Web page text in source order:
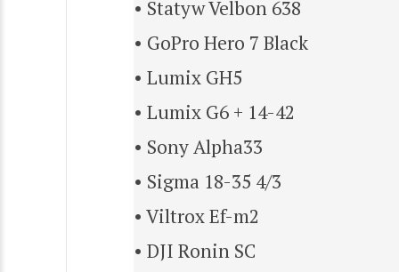
• Statyw Velbon 638
• GoPro Hero 7 Black
• Lumix GH5
• Lumix G6 + 14-42
• Sony Alpha33
• Sigma 18-35 4/3
• Viltrox Ef-m2
• DJI Ronin SC